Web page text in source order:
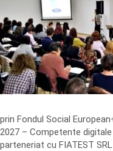
prin Fondul Social
2027 – Competente
parteneriat cu FIATEST